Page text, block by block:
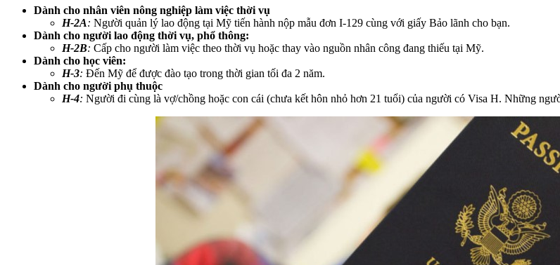
Dành cho nhân viên nông nghiệp làm việc thời vụ
H-2A: Người quản lý lao động tại Mỹ tiến hành nộp mẫu đơn I-129 cùng với giấy Bảo lãnh cho bạn.
Dành cho người lao động thời vụ, phổ thông:
H-2B: Cấp cho người làm việc theo thời vụ hoặc thay vào nguồn nhân công đang thiếu tại Mỹ.
Dành cho học viên:
H-3: Đến Mỹ để được đào tạo trong thời gian tối đa 2 năm.
Dành cho người phụ thuộc
H-4: Người đi cùng là vợ/chồng hoặc con cái (chưa kết hôn nhỏ hơn 21 tuổi) của người có Visa H. Những